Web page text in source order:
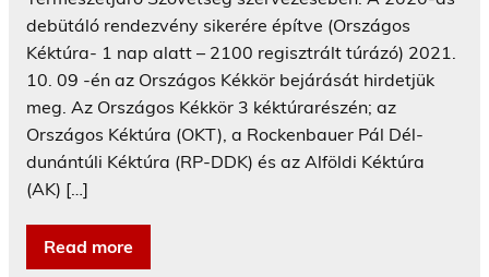
debütáló rendezvény sikerére építve (Országos
Kéktúra- 1 nap alatt – 2100 regisztrált túrázó) 2021.
10. 09 -én az Országos Kékkör bejárását hirdetjük
meg. Az Országos Kékkör 3 kéktúrarészén; az
Országos Kéktúra (OKT), a Rockenbauer Pál Dél-
dunántúli Kéktúra (RP-DDK) és az Alföldi Kéktúra
(AK) […]
Read more